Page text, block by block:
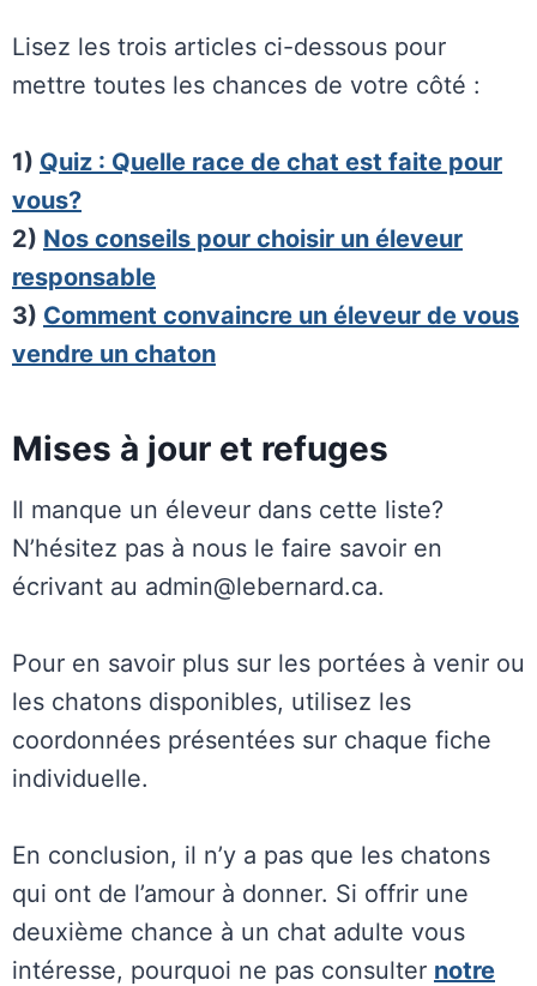
Lisez les trois articles ci-dessous pour
mettre toutes les chances de votre côté :
1) Quiz : Quelle race de chat est faite pour
vous?
2) Nos conseils pour choisir un éleveur
responsable
3) Comment convaincre un éleveur de vous
vendre un chaton
Mises à jour et refuges
Il manque un éleveur dans cette liste?
N’hésitez pas à nous le faire savoir en
écrivant au admin@lebernard.ca.
Pour en savoir plus sur les portées à venir ou
les chatons disponibles, utilisez les
coordonnées présentées sur chaque fiche
individuelle.
En conclusion, il n’y a pas que les chatons
qui ont de l’amour à donner. Si offrir une
deuxième chance à un chat adulte vous
intéresse, pourquoi ne pas consulter notre